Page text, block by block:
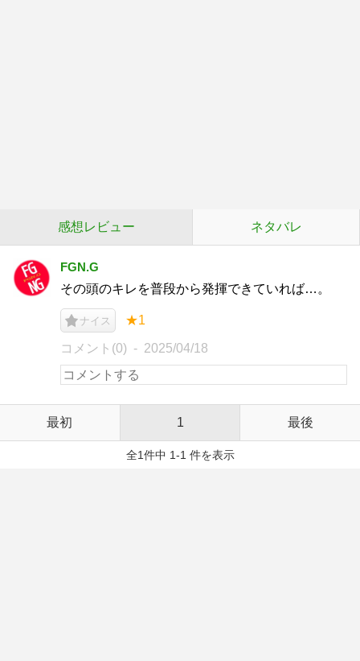
感想レビュー ネタバレ
FGN.G
その頭のキレを普段から発揮できていれば…。
ナイス ★1
コメント(0) 2025/04/18
最初 1 最後
全1件中 1-1 件を表示